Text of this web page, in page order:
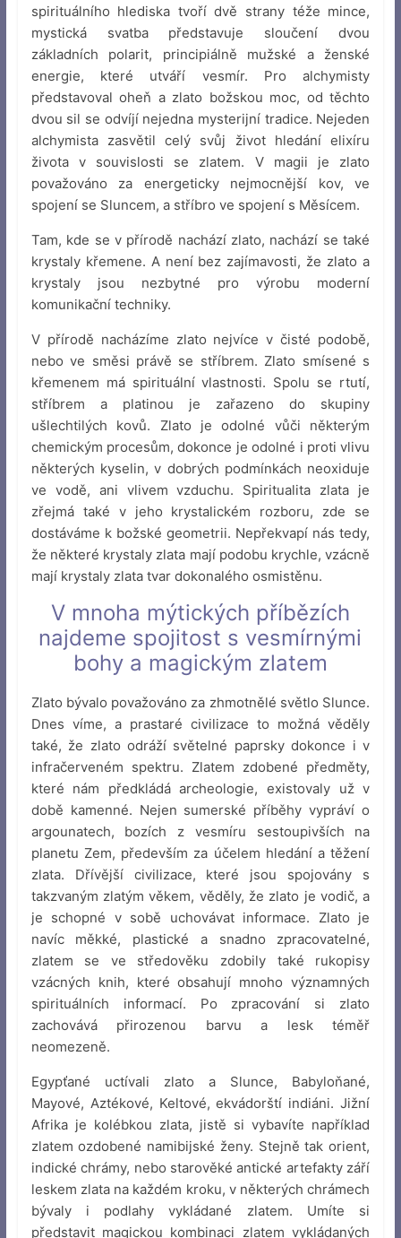
spirituálního hlediska tvoří dvě strany téže mince,
mystická svatba představuje sloučení dvou
základních polarit, principiálně mužské a ženské
energie, které utváří vesmír. Pro alchymisty
představoval oheň a zlato božskou moc, od těchto
dvou sil se odvíjí nejedna mysterijní tradice. Nejeden
alchymista zasvětil celý svůj život hledání elixíru
života v souvislosti se zlatem. V magii je zlato
považováno za energeticky nejmocnější kov, ve
spojení se Sluncem, a stříbro ve spojení s Měsícem.
Tam, kde se v přírodě nachází zlato, nachází se také
krystaly křemene. A není bez zajímavosti, že zlato a
krystaly jsou nezbytné pro výrobu moderní
komunikační techniky.
V přírodě nacházíme zlato nejvíce v čisté podobě,
nebo ve směsi právě se stříbrem. Zlato smísené s
křemenem má spirituální vlastnosti. Spolu se rtutí,
stříbrem a platinou je zařazeno do skupiny
ušlechtilých kovů. Zlato je odolné vůči některým
chemickým procesům, dokonce je odolné i proti vlivu
některých kyselin, v dobrých podmínkách neoxiduje
ve vodě, ani vlivem vzduchu. Spiritualita zlata je
zřejmá také v jeho krystalickém rozboru, zde se
dostáváme k božské geometrii. Nepřekvapí nás tedy,
že některé krystaly zlata mají podobu krychle, vzácně
mají krystaly zlata tvar dokonalého osmistěnu.
V mnoha mýtických příbězích
najdeme spojitost s vesmírnými
bohy a magickým zlatem
Zlato bývalo považováno za zhmotnělé světlo Slunce.
Dnes víme, a prastaré civilizace to možná věděly
také, že zlato odráží světelné paprsky dokonce i v
infračerveném spektru. Zlatem zdobené předměty,
které nám předkládá archeologie, existovaly už v
době kamenné. Nejen sumerské příběhy vypráví o
argounatech, bozích z vesmíru sestoupivších na
planetu Zem, především za účelem hledání a těžení
zlata. Dřívější civilizace, které jsou spojovány s
takzvaným zlatým věkem, věděly, že zlato je vodič, a
je schopné v sobě uchovávat informace. Zlato je
navíc měkké, plastické a snadno zpracovatelné,
zlatem se ve středověku zdobily také rukopisy
vzácných knih, které obsahují mnoho významných
spirituálních informací. Po zpracování si zlato
zachovává přirozenou barvu a lesk téměř
neomezeně.
Egypťané uctívali zlato a Slunce, Babyloňané,
Mayové, Aztékové, Keltové, ekvádorští indiáni. Jižní
Afrika je kolébkou zlata, jistě si vybavíte například
zlatem ozdobené namibijské ženy. Stejně tak orient,
indické chrámy, nebo starověké antické artefakty září
leskem zlata na každém kroku, v některých chrámech
bývaly i podlahy vykládané zlatem. Umíte si
představit magickou kombinaci zlatem vykládaných